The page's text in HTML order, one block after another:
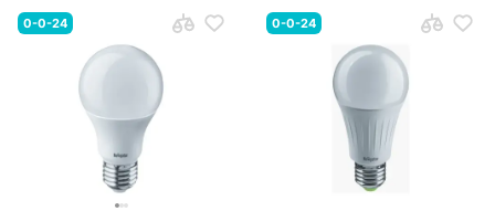
0-0-24 0-0-24